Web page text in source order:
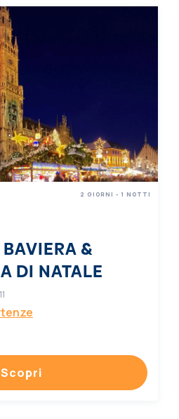
&
DI NATALE
2 GIORNI - 1 NOTTI
Scopri